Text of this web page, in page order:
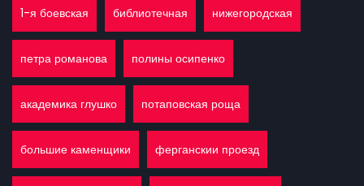
1-я боевская библиотечная нижегородская
петра романова полины осипенко
академика глушко потаповская роща
большие каменщики ферганскии проезд